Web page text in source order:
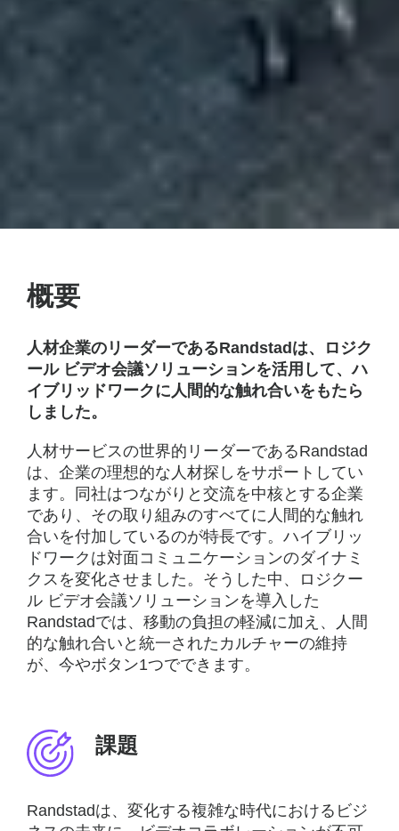
概要
人材企業のリーダーであるRandstadは、ロジク
ール ビデオ会議ソリューションを活用して、ハ
イブリッドワークに人間的な触れ合いをもたら
しました。
人材サービスの世界的リーダーであるRandstad
は、企業の理想的な人材探しをサポートしてい
ます。同社はつながりと交流を中核とする企業
であり、その取り組みのすべてに人間的な触れ
合いを付加しているのが特長です。ハイブリッ
ドワークは対面コミュニケーションのダイナミ
クスを変化させました。そうした中、ロジクー
ル ビデオ会議ソリューションを導入した
Randstadでは、移動の負担の軽減に加え、人間
的な触れ合いと統一されたカルチャーの維持
が、今やボタン1つでできます。
課題
Randstadは、変化する複雑な時代におけるビジ